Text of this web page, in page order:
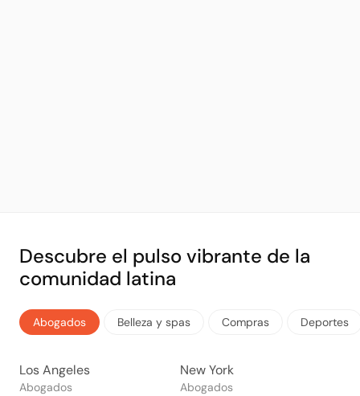
Descubre el pulso vibrante de la
comunidad latina
Abogados Belleza y spas Compras Deportes
Los Angeles
Abogados
New York
Abogados